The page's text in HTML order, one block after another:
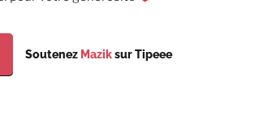
Soutenez Maziksur Tipeee